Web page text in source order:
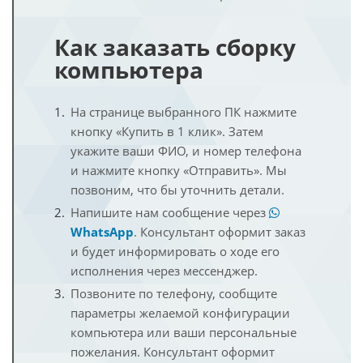
Как заказать сборку
компьютера
На странице выбранного ПК нажмите
кнопку «Купить в 1 клик». Затем
укажите ваши ФИО, и номер телефона
и нажмите кнопку «Отправить». Мы
позвоним, что бы уточнить детали.
Напишите нам сообщение через
WhatsApp. Консультант оформит заказ
и будет информировать о ходе его
исполнения через мессенджер.
Позвоните по телефону, сообщите
параметры желаемой конфигурации
компьютера или ваши персональные
пожелания. Консультант оформит